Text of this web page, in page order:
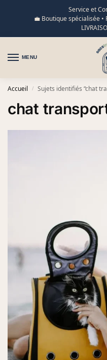
Service et
💼 Boutique spécialisée
MENU
Accueil / Sujets identifiés “chat
chat